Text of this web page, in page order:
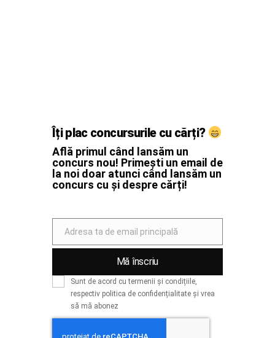
Îți plac concursurile cu cărți?
Află primul când lansăm un
concurs nou! Primești un email de
la noi doar atunci când lansăm un
concurs cu și despre cărți!
Email
Adresa ta de email principală
Mă înscriu
Sunt de acord cu termenii și condițiile,
respectiv politica de confidențialitate și vrea
să mă abonez